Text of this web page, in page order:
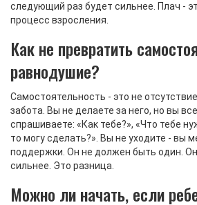
следующий раз будет сильнее. Плач -
процесс взросления.
Как не превратить
равнодушие?
Самостоятельность - это не
забота. Вы не делаете за него, но вы
спрашиваете: «Как тебе?», «Что тебе
то могу сделать?». Вы не уходите - вы
поддержки. Он не должен быть один.
сильнее. Это разница.
Можно ли начать, если